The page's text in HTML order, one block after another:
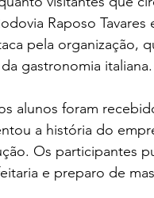
Raposo
pela organização,
gastronomia italiana.
alunos foram
a história do
Os participantes
e preparo de